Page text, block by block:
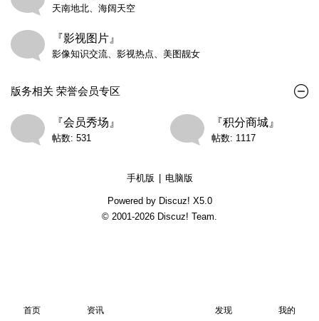
天南地北、海阔天空
『影视图片』
影像知识交流、影视热点、美图靓女
版务相关 荣誉会员专区
『会员秀场』
帖数: 531
『积分商城』
帖数: 1117
手机版 电脑版
Powered by Discuz! X5.0
© 2001-2026 Discuz! Team.
首页 资讯 发现 我的